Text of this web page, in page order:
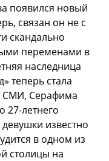
появился новый
связан он не с
скандально
переменами в
наследница
теперь стала
СМИ, Серафима
27-летнего
известно
в одном из
столицы на